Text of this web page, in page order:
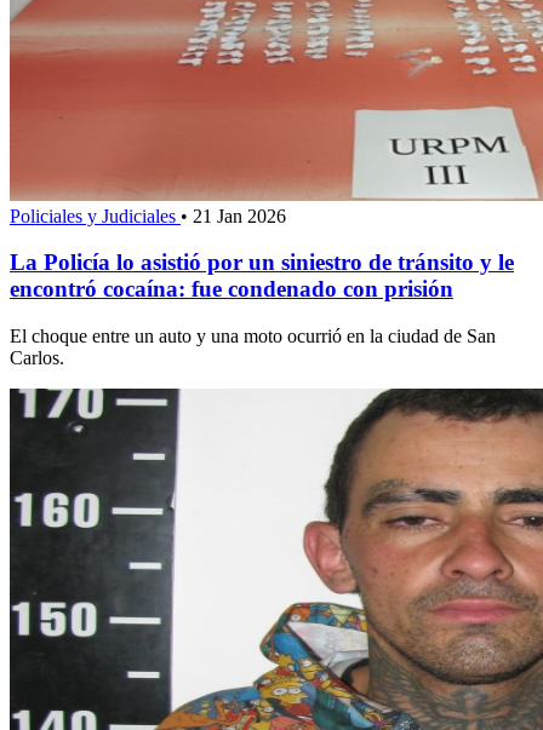
Policiales y Judiciales • 21 Jan 2026
La Policía lo asistió por un siniestro de tránsito y le
encontró cocaína: fue condenado con prisión
El choque entre un auto y una moto ocurrió en la ciudad de San
Carlos.